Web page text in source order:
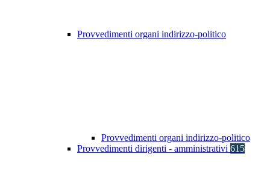
Provvedimenti organi indirizzo-politico
Provvedimenti organi indirizzo-politico
Provvedimenti dirigenti - amministrativi 615